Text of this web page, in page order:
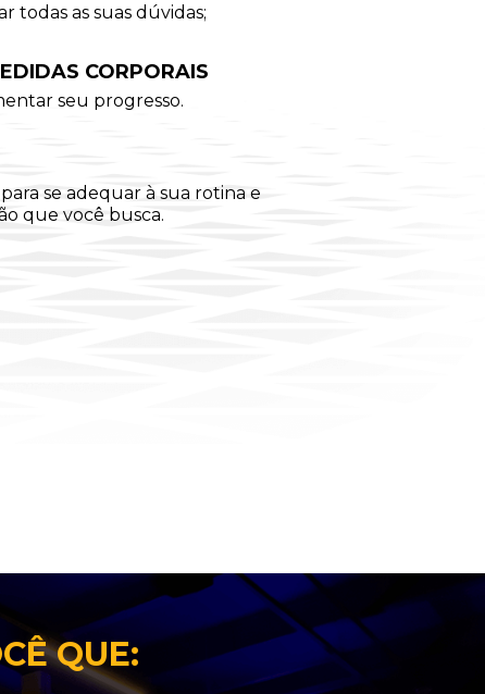
todas as suas dúvidas;
CORPORAIS
seu progresso.
se adequar à sua rotina e
que você busca.
QUE: